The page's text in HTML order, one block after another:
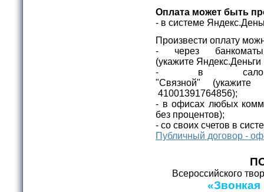
Оплата может быть
- в системе
Произвести оплату
- через
(укажите
- в
"Связной" (укажите
41001391764856);
- в офисах любых
без процентов);
- со своих счетов в
Публичный договор -
Всероссийского